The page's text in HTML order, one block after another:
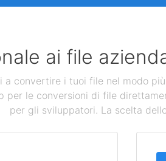
ai file
convertire i tuoi file nel modo
per le conversioni di file
per gli sviluppatori. La scelta